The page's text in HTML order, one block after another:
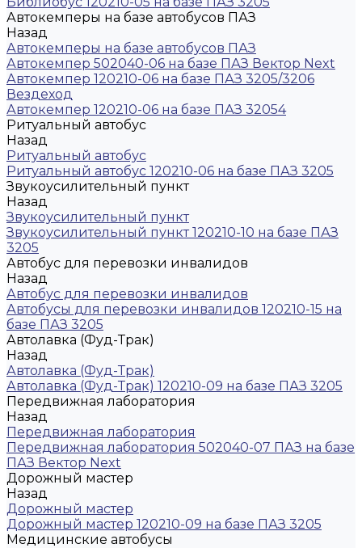
Автокемперы на базе автобусов ПАЗ
Назад
Автокемперы на базе автобусов ПАЗ
Автокемпер 502040-06 на базе ПАЗ Вектор Next
Автокемпер 120210-06 на базе ПАЗ 3205/3206
Вездеход
Автокемпер 120210-06 на базе ПАЗ 32054
Ритуальный автобус
Назад
Ритуальный автобус
Ритуальный автобус 120210-06 на базе ПАЗ 3205
Звукоусилительный пункт
Назад
Звукоусилительный пункт
Звукоусилительный пункт 120210-10 на базе ПАЗ
3205
Автобус для перевозки инвалидов
Назад
Автобус для перевозки инвалидов
Автобусы для перевозки инвалидов 120210-15 на
базе ПАЗ 3205
Автолавка (Фуд-Трак)
Назад
Автолавка (Фуд-Трак)
Автолавка (Фуд-Трак) 120210-09 на базе ПАЗ 3205
Передвижная лаборатория
Назад
Передвижная лаборатория
Передвижная лаборатория 502040-07 ПАЗ на базе
ПАЗ Вектор Next
Дорожный мастер
Назад
Дорожный мастер
Дорожный мастер 120210-09 на базе ПАЗ 3205
Медицинские автобусы